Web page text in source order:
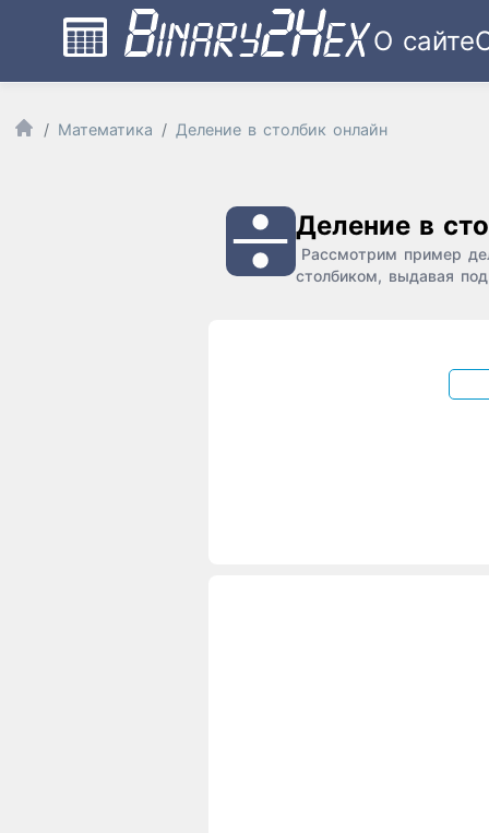
О сайте
Математика Деление в столбик онлайн
Деление в
Рассмотрим пример
столбиком, выдавая